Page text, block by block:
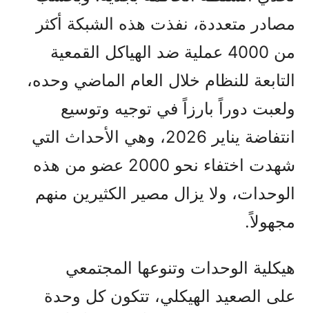
مصادر متعددة، نفذت هذه الشبكة أكثر
من 4000 عملية ضد الهياكل القمعية
التابعة للنظام خلال العام الماضي وحده،
ولعبت دوراً بارزاً في توجيه وتوسيع
انتفاضة يناير 2026، وهي الأحداث التي
شهدت اختفاء نحو 2000 عضو من هذه
الوحدات، ولا يزال مصير الكثيرين منهم
مجهولاً.
هيكلية الوحدات وتنوعها المجتمعي
على الصعيد الهيكلي، تتكون كل وحدة